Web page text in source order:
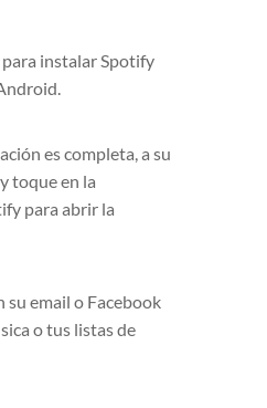
instalar Spotify
es completa, a su
toque en la
para abrir la
su email o Facebook
o tus listas de